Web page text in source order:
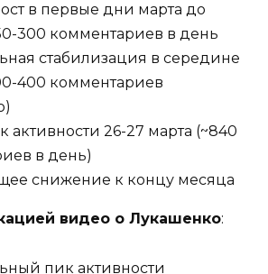
в первые дни марта до
300 комментариев в день
стабилизация в середине
400 комментариев
активности 26-27 марта (~840
в день)
снижение к концу месяца
видео о Лукашенко:
пик активности